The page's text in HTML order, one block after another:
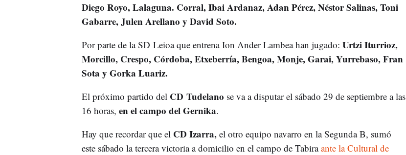
Diego Royo, Lalaguna. Corral, Ibai Ardanaz, Adan Pérez, Néstor Salinas, Toni
Gabarre, Julen Arellano y David Soto.
Por parte de la SD Leioa que entrena Ion Ander Lambea han jugado: Urtzi Iturrioz,
Morcillo, Crespo, Córdoba, Etxeberría, Bengoa, Monje, Garai, Yurrebaso, Fran
Sota y Gorka Luariz.
El próximo partido del CD Tudelano se va a disputar el sábado 29 de septiembre a las
16 horas, en el campo del Gernika.
Hay que recordar que elCD Izarra,el otro equipo navarro en la Segunda B, sumó
este sábado la tercera victoria a domicilio en el campo de Tabiraante la Cultural de